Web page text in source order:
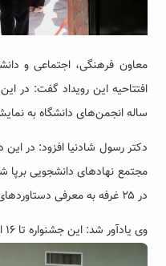
معاون فرهنگی، اجتماعی و
افتتاحیه این رویداد گفت: در
ساله انجمن‌های دانشگاه به
مجتمع نهادهای دانشجویی برپا
در ۲۵ غرفه به معرفی دستاوردهای خود پرداختند.
وی یادآور شد: این جشنواره تا ۱۶ اسفندماه جاری در دانشگاه برپا است.